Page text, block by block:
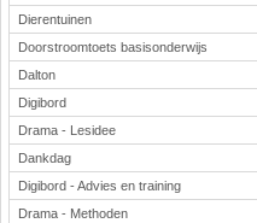
Dierentuinen
Doorstroomtoets basisonderwijs
Dalton
Digibord
Drama - Lesidee
Dankdag
Digibord - Advies en training
Drama - Methoden